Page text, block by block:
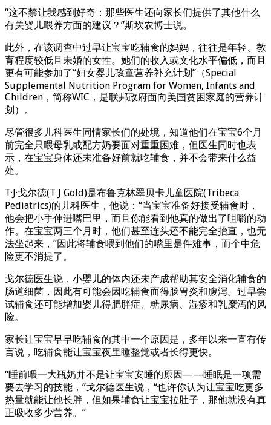
“这不禁让我感到好奇：那些医生还向家长们提供了其他什么
有关婴儿喂养方面的建议？”斯坎农博士说。
此外，在该调查中过早让宝宝吃辅食的妈妈，往往是年轻、教
育程度较低且未婚的女性。她们的收入或文化水平偏低，而且
更有可能参加了“妇女婴儿孩童营养补充计划”（Special
Supplemental Nutrition Program for Women, Infants and
Children，简称WIC，是联邦政府面向美国贫困家庭的营养计
划）。
尽管很多儿科医生同情家长们的处境，知道他们在宝宝6个月
前完全只喂母乳或配方奶要面对重重困难，但医生同时也表
示，在宝宝身体还未准备好前就吃辅食，并不会带来什么益
处。
T·J·戈尔德(T J Gold)是布鲁克林翠贝卡儿童医院(Tribeca
Pediatrics)的儿科医生，他说：“当宝宝准备好接受辅食时，
他会把小手伸进嘴巴里，而且你能看到他真的做出了咀嚼的动
作。在宝宝两三个月时，他们甚至连头还不能完全抬直，也无
法坐起来，”因此将辅食喂到他们的嘴里是件难事，而个中危
险更不消提了。
戈尔德医生说，小婴儿的体内还未产成帮助其安全消化辅食的
肠道细菌，因此有可能会因吃辅食而得肠胃炎和腹泻。过早尝
试辅食还可能增加婴儿得肥胖症、糖尿病、湿疹和乳糜泻的风
险。
家长让宝宝早早吃辅食的其中一个原因是，多年以来一直有传
言说，吃辅食能让宝宝夜里睡整觉或者长得更快。
“睡前喂一大瓶奶并不是让宝宝安睡的原因——睡眠是一项需
要去学习的技能，”戈尔德医生说，“也许你认为让宝宝吃更多
热量就能让他长胖，但如果辅食让宝宝拉肚子，那他就没有真
正吸收多少营养。”